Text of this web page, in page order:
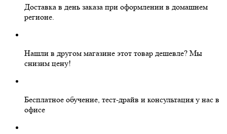
Доставка в день заказа при оформлении в домашнем
регионе.
Нашли в другом магазине этот товар дешевле? Мы
снизим цену!
Бесплатное обучение, тест-драйв и консультация у нас в
офисе